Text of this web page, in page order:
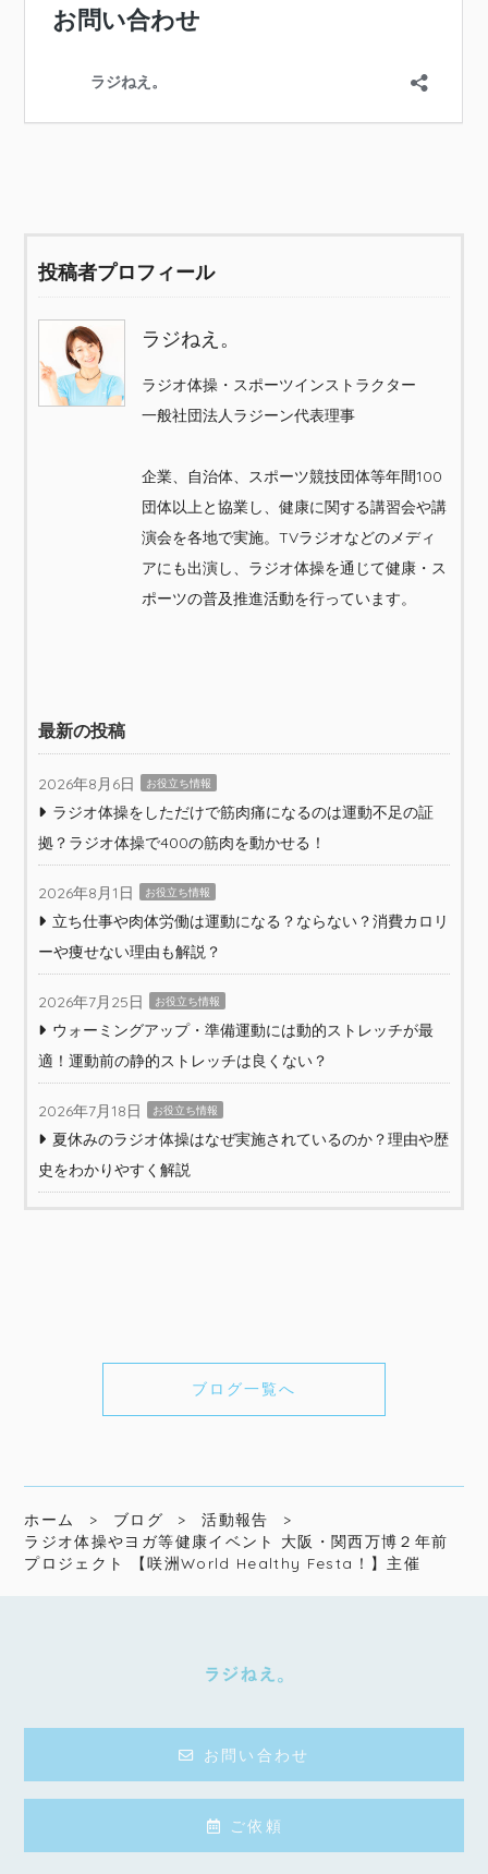
投稿者プロフィール
ラジねえ。
ラジオ体操・スポーツインストラクター
一般社団法人ラジーン代表理事
企業、自治体、スポーツ競技団体等年間100
団体以上と協業し、健康に関する講習会や講
演会を各地で実施。TVラジオなどのメディ
アにも出演し、ラジオ体操を通じて健康・ス
ポーツの普及推進活動を行っています。
最新の投稿
2026年8月6日 お役立ち情報
ラジオ体操をしただけで筋肉痛になるのは運動不足の証
拠？ラジオ体操で400の筋肉を動かせる！
2026年8月1日 お役立ち情報
立ち仕事や肉体労働は運動になる？ならない？消費カロリ
ーや痩せない理由も解説？
2026年7月25日 お役立ち情報
ウォーミングアップ・準備運動には動的ストレッチが最
適！運動前の静的ストレッチは良くない？
2026年7月18日 お役立ち情報
夏休みのラジオ体操はなぜ実施されているのか？理由や歴
史をわかりやすく解説
ブログ一覧へ
ホーム ブログ
活動報告
ラジオ体操やヨガ等健康イベント 大阪・関西万博２年前
プロジェクト 【咲洲World Healthy Festa！】主催
お問い合わせ
ご依頼